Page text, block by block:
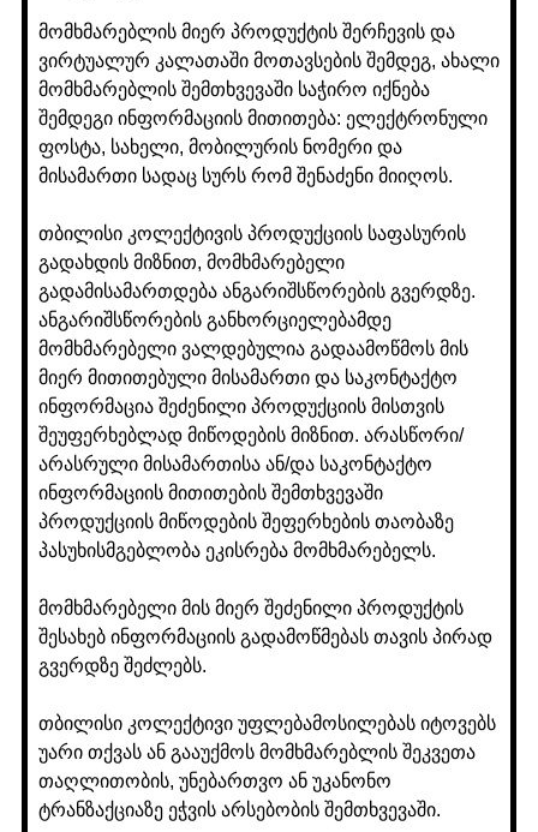
მომხმარებლის მიერ პროდუქტის შერჩევის და
ვირტუალურ კალათაში მოთავსების შემდეგ, ახალი
მომხმარებლის შემთხვევაში საჭირო იქნება
შემდეგი ინფორმაციის მითითება: ელექტრონული
ფოსტა, სახელი, მობილურის ნომერი და
მისამართი სადაც სურს რომ შენაძენი მიიღოს.
თბილისი კოლექტივის პროდუქციის საფასურის
გადახდის მიზნით, მომხმარებელი
გადამისამართდება ანგარიშსწორების გვერდზე.
ანგარიშსწორების განხორციელებამდე
მომხმარებელი ვალდებულია გადაამოწმოს მის
მიერ მითითებული მისამართი და საკონტაქტო
ინფორმაცია შეძენილი პროდუქციის მისთვის
შეუფერხებლად მიწოდების მიზნით. არასწორი/
არასრული მისამართისა ან/და საკონტაქტო
ინფორმაციის მითითების შემთხვევაში
პროდუქციის მიწოდების შეფერხების თაობაზე
პასუხისმგებლობა ეკისრება მომხმარებელს.
მომხმარებელი მის მიერ შეძენილი პროდუქტის
შესახებ ინფორმაციის გადამოწმებას თავის პირად
გვერდზე შეძლებს.
თბილისი კოლექტივი უფლებამოსილებას იტოვებს
უარი თქვას ან გააუქმოს მომხმარებლის შეკვეთა
თაღლითობის, უნებართვო ან უკანონო
ტრანზაქციაზე ეჭვის არსებობის შემთხვევაში.